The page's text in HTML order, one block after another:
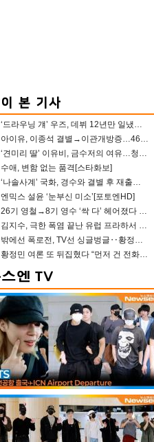
‘드라우닝 걔’ 우즈, 데뷔 12년만 일냈다…체조경기장 입성 확정
아이유, 이종석 결별→이관개방증…46장 꽉 채운 유애나 ♥ “열심히 사는 중”
‘견미리 딸’ 이유비, 금수저의 여유…청순 미모에 반전 슬림 라인
수애, 변함 없는 품격[스타화보]
‘나솔사계’ 국화, 경수와 결별 후 재출연…첫인상 3표 몰표
엔믹스 설윤 ‘눈부신 미소’[포토엔HD]
26기 영철→8기 영수 ‘싹 다’ 헤어졌다 ‘나솔사계’ 충격의 현커 0쌍 (촌장TV)
김지수, 극한 폭염 끝난 유럽 프라하서 쾌적한 여름나기 “선풍기만으로 지내”
밖에선 폭로전, TV선 싱글벙글‥황정민 ‘틈만 나면’ 출연, 피로감은 시청자 몫
황정민 여론 또 뒤집혔다 “먼저 건 전화 62통, 그만 연락해” vs 女팬 “녹취 다 올려” 진흙탕 싸움